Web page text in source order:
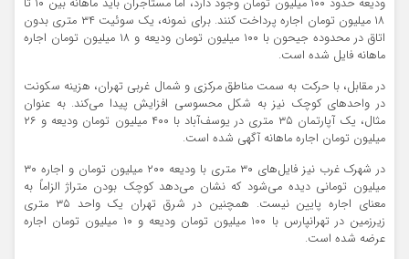
۱۸ میلیون تومان اجاره پرداخت کنند. برای نمونه، یک سوئیت ۳۴ متری بدون
اتاق در محدوده جیحون با ۱۰۰ میلیون تومان ودیعه و ۱۸ میلیون تومان اجاره
ماهانه فایل شده است.
در مقابل، با حرکت به سمت مناطق مرکزی و شمال غربی تهران، هزینه سکونت
در واحدهای کوچک نیز به شکل محسوسی افزایش پیدا می‌کند. به عنوان
مثال، یک آپارتمان ۳۵ متری در یوسف‌آباد با ۴۰۰ میلیون تومان ودیعه و ۲۶
میلیون تومان اجاره ماهانه آگهی شده است.
در شهرک غرب نیز فایل‌های ۳۰ متری با ودیعه ۲۰۰ میلیون تومان و اجاره ۳۰
میلیون تومانی دیده می‌شود که نشان می‌دهد کوچک بودن متراژ الزاماً به
معنای اجاره پایین نیست. همچنین در شرق تهران یک واحد ۳۵ متری
زیرزمین در تهرانپارس با ۱۰۰ میلیون تومان ودیعه و ۱۰ میلیون تومان اجاره
عرضه شده است.